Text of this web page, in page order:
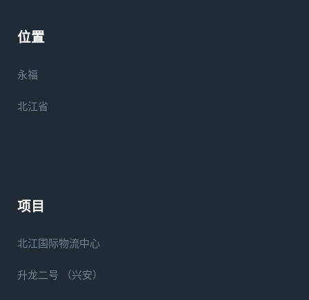
位置
永福
北江省
项目
北江国际物流中心
升龙二号 （兴安）